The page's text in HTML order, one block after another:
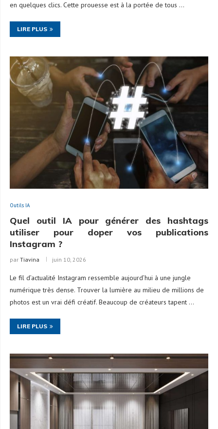
en quelques clics. Cette prouesse est à la portée de tous …
LIRE PLUS
Outils IA
Quel outil IA pour générer des hashtags
utiliser pour doper vos publications
Instagram ?
par Tiavina juin 10, 2026
Le fil d’actualité Instagram ressemble aujourd’hui à une jungle
numérique très dense. Trouver la lumière au milieu de millions de
photos est un vrai défi créatif. Beaucoup de créateurs tapent …
LIRE PLUS